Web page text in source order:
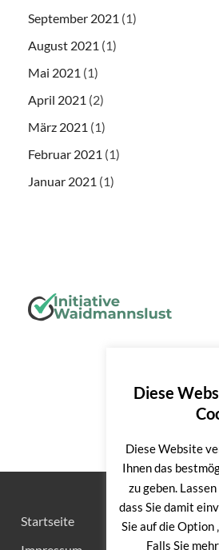
September 2021 (1)
August 2021 (1)
Mai 2021 (1)
April 2021 (2)
März 2021 (1)
Februar 2021 (1)
Januar 2021 (1)
Startseite
Diese
Diese Website
Ihnen das
zu geben.
dass Sie damit
Sie auf die Option
Falls Sie